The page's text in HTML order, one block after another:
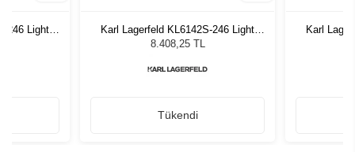
246 Light
Karl Lagerfeld KL6142S-246 Light
Brown Kadın Güneş Gözlüğü
8.408,25 TL
Tükendi
Karl